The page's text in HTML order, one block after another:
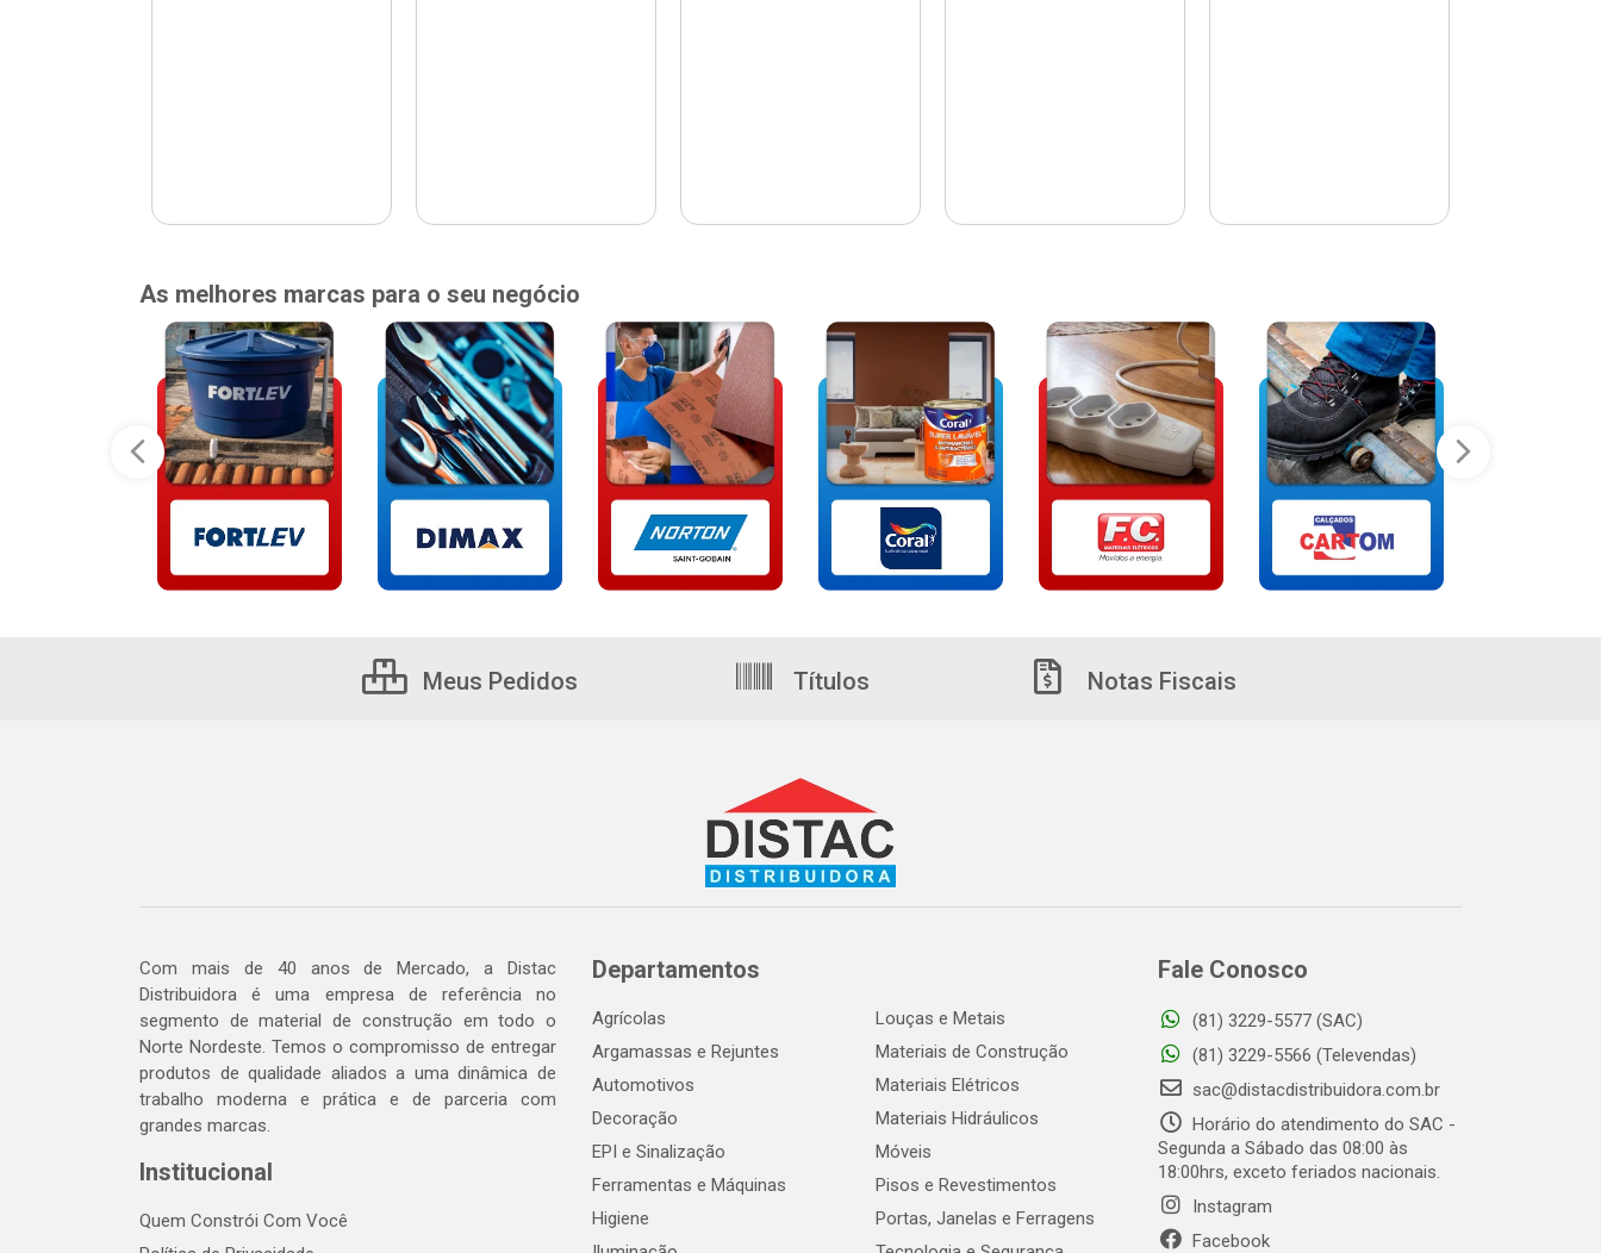
As melhores marcas para o seu negócio
Meus Pedidos Títulos Notas Fiscais
Com mais de 40 anos de Mercado, a Distac
Distribuidora é uma empresa de referência no
segmento de material de construção em todo o
Norte Nordeste. Temos o compromisso de entregar
produtos de qualidade aliados a uma dinâmica de
trabalho moderna e prática e de parceria com
grandes marcas.
Institucional
Quem Constrói Com Você
Departamentos
Agrícolas
Argamassas e Rejuntes
Automotivos
Decoração
EPI e Sinalização
Ferramentas e Máquinas
Higiene
Louças e Metais
Materiais de Construção
Materiais Elétricos
Materiais Hidráulicos
Móveis
Pisos e Revestimentos
Portas, Janelas e Ferragens
Fale Conosco
(81) 3229-5577 (SAC)
(81) 3229-5566 (Televendas)
sac@distacdistribuidora.com.br
Horário do atendimento do SAC -
Segunda a Sábado das 08:00 às
18:00hrs, exceto feriados nacionais.
Instagram
Facebook